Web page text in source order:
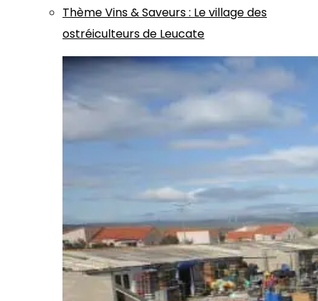
ThèmeVins & Saveurs: Le village des
ostréiculteurs de Leucate